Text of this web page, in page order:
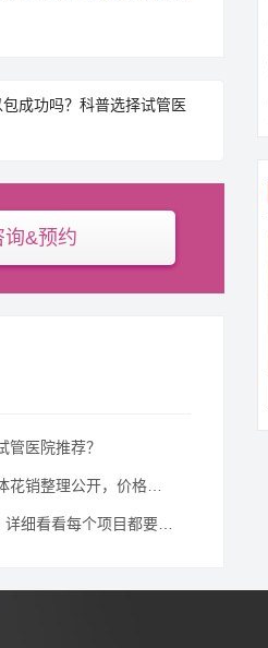
成功吗？科普选择试管医
询&预约
医院推荐？
公开，价格不贵直接冲！？
看每个项目都要花多少钱？